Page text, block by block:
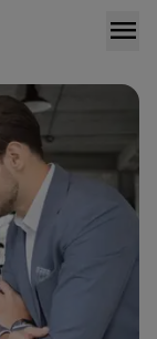
menu